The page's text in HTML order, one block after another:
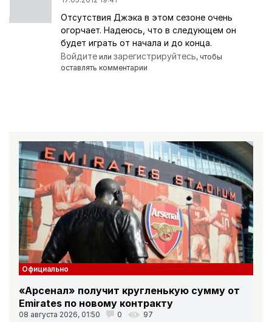
Отсутствия Джэка в этом сезоне очень
огорчает. Надеюсь, что в следующем он
будет играть от начала и до конца.
Войдите илизарегистрируйтесь, чтобы
оставлять комментарии
Официально
«Арсенал» получит кругленькую сумму от
Emirates по новому контракту
08 августа 2026, 01:50 0 97